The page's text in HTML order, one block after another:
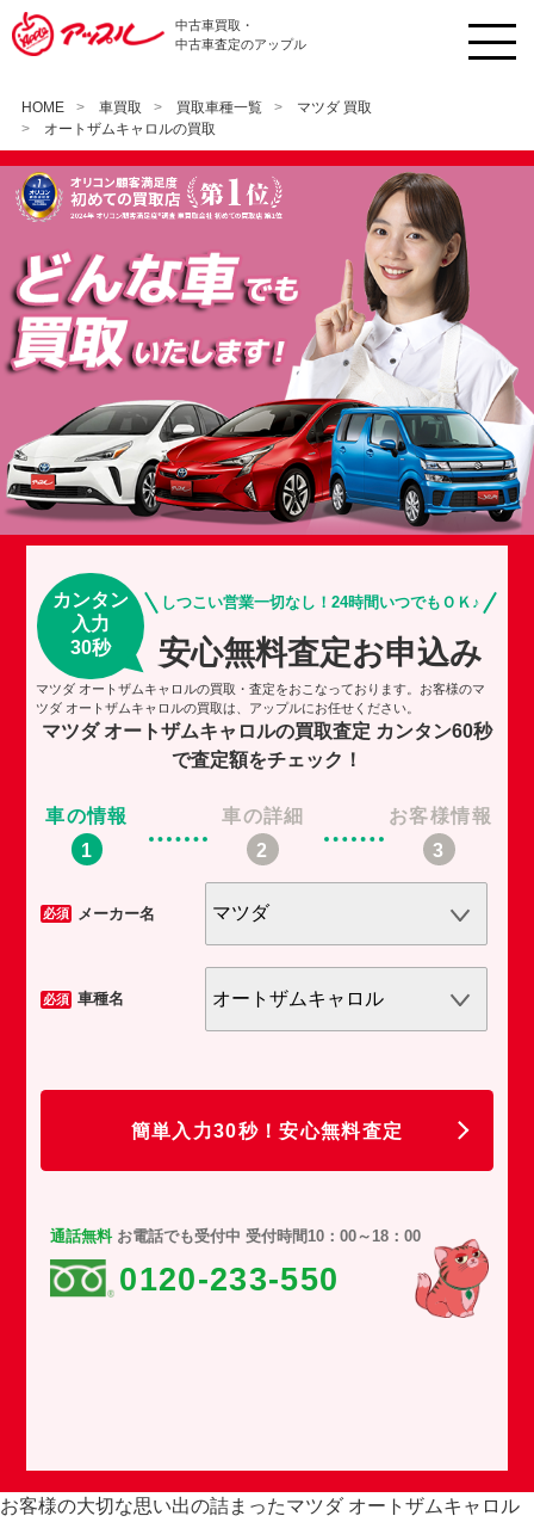
中古車買取・
中古車査定のアップル
HOME 車買取 買取車種一覧
マツダ 買取
オートザムキャロルの買取
カンタン
入力
30秒
しつこい営業一切なし！24時間いつでもＯＫ♪
安心無料査定お申込み
マツダ オートザムキャロルの買取・査定をおこなっております。お客様のマ
ツダ オートザムキャロルの買取は、アップルにお任せください。
マツダ オートザムキャロルの買取査定 カンタン60秒
で査定額をチェック！
車の情報 車の詳細 お客様情報
必須 メーカー名
必須 車種名
簡単入力30秒！安心無料査定
通話無料お電話でも受付中 受付時間10：00～18：00
0120-233-550
お客様の大切な思い出の詰まったマツダ オートザムキャロル